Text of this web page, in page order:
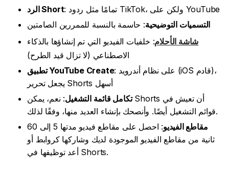
الرد Short
: تمامًا مثل ردود TikTok، ولكن على YouTube
التسميات التوضيحية: حاسمة بالنسبة للممررين الصامتين
شاشة الأحلام: خلفيات الفيديو التي تم إنشاؤها بالذكاء
الاصطناعي (لا تزال قيد الطرح)
تطبيق YouTube Create: على نظام أندرويد (iOS قادم)،
يجعل تحرير Shorts أسهل
تكامل قائمة التشغيل: نعم، يمكن Shorts أن تعيش في
قوائم التشغيل أيضًا. وأنصحك بإنشاء العديد منها، وفقًا لذلك.
مقاطع الفيديو
: احصل على مقاطع فيديو مدتها 5 إلى 60
ثانية من مقاطع الفيديو الموجودة لديك وشاركها كروابط أو
أعد توظيفها في Shorts.